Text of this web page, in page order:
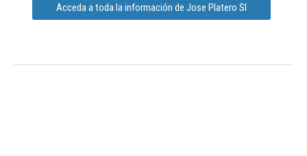
Acceda a toda la información de Jose Platero Sl